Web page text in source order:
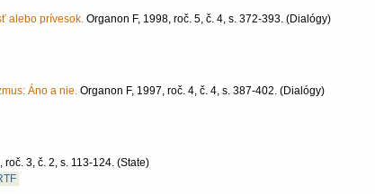
alebo prívesok. Organon F, 1998, roč. 5, č. 4, s. 372-393. (Dialógy)
Áno a nie. Organon F, 1997, roč. 4, č. 4, s. 387-402. (Dialógy)
roč. 3, č. 2, s. 113-124. (State)